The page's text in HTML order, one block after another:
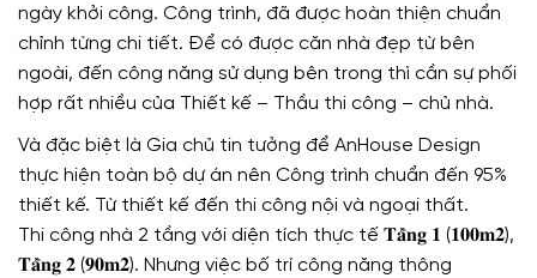
ngày khởi công. Công trình, đã được hoàn thiện chuẩn
chỉnh từng chi tiết. Để có được căn nhà đẹp từ bên
ngoài, đến công năng sử dụng bên trong thì cần sự phối
hợp rất nhiều của Thiết kế – Thầu thi công – chủ nhà.
Và đặc biệt là Gia chủ tin tưởng để AnHouse Design
thực hiện toàn bộ dự án nên Công trình chuẩn đến 95%
thiết kế. Từ thiết kế đến thi công nội và ngoại thất.
Thi công nhà 2 tầng với diện tích thực tế 𝐓𝐚̂̀𝐧𝐠 𝟏 (𝟏𝟎𝟎𝐦𝟐),
𝐓𝐚̂̀𝐧𝐠 𝟐 (𝟗𝟎𝐦𝟐). Nhưng việc bố trí công năng thông